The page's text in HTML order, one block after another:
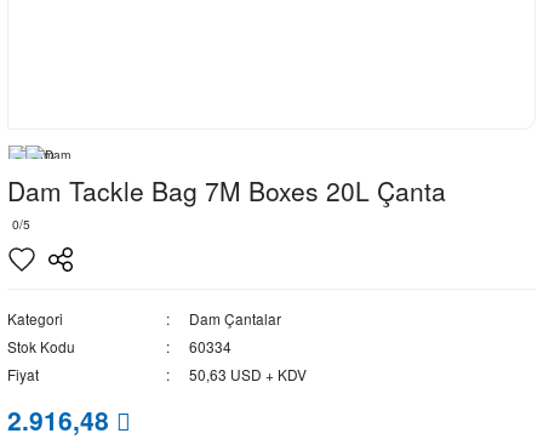
Dam Tackle Bag 7M Boxes 20L Çanta
0/5
Kategori
Dam Çantalar
Stok Kodu
60334
Fiyat
50,63 USD + KDV
2.916,48